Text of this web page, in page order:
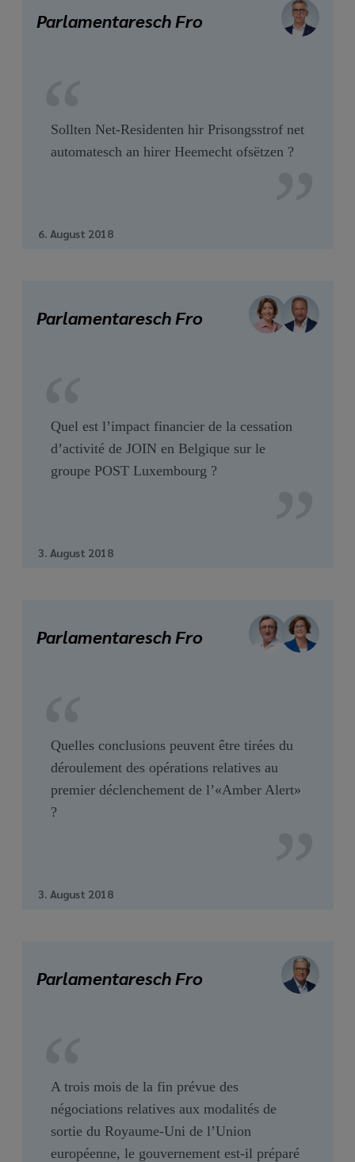
media
links
Parlamentaresch Fro
Sollten Net-Residenten hir Prisongsstrof net
automatesch an hirer Heemecht ofsëtzen ?
6. August 2018
Parlamentaresch Fro
Quel est l’impact financier de la cessation
d’activité de JOIN en Belgique sur le
groupe POST Luxembourg ?
3. August 2018
Parlamentaresch Fro
Quelles conclusions peuvent être tirées du
déroulement des opérations relatives au
premier déclenchement de l’«Amber Alert»
?
3. August 2018
Parlamentaresch Fro
A trois mois de la fin prévue des
négociations relatives aux modalités de
sortie du Royaume-Uni de l’Union
européenne, le gouvernement est-il préparé